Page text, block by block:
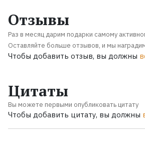
Отзывы
Раз в месяц дарим подарки самому
Оставляйте больше отзывов, и мы
Чтобы добавить отзыв, вы должны
Цитаты
Вы можете первыми опубликовать цитату
Чтобы добавить цитату, вы должны